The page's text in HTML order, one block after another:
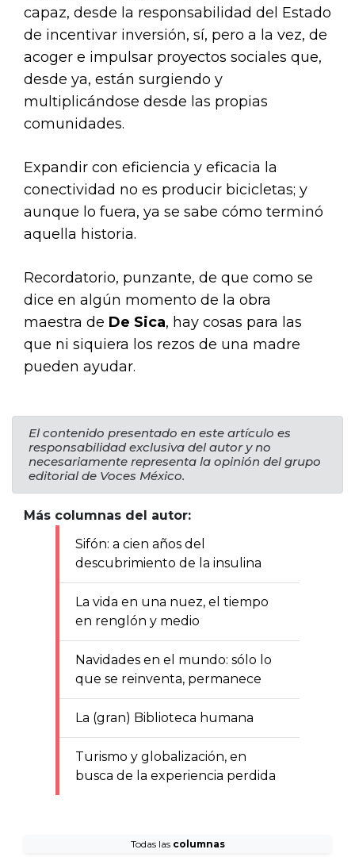
capaz, desde la responsabilidad del Estado
de incentivar inversión, sí, pero a la vez, de
acoger e impulsar proyectos sociales que,
desde ya, están surgiendo y
multiplicándose desde las propias
comunidades.
Expandir con eficiencia y eficacia la
conectividad no es producir bicicletas; y
aunque lo fuera, ya se sabe cómo terminó
aquella historia.
Recordatorio, punzante, de que como se
dice en algún momento de la obra
maestra de De Sica, hay cosas para las
que ni siquiera los rezos de una madre
pueden ayudar.
El contenido presentado en este artículo es
responsabilidad exclusiva del autor y no
necesariamente representa la opinión del grupo
editorial de Voces México.
Más columnas del autor:
Sifón: a cien años del
descubrimiento de la insulina
La vida en una nuez, el tiempo
en renglón y medio
Navidades en el mundo: sólo lo
que se reinventa, permanece
La (gran) Biblioteca humana
Turismo y globalización, en
busca de la experiencia perdida
Todas las columnas